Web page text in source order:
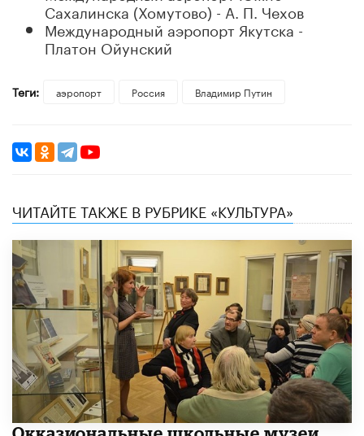
Сахалинска (Хомутово) - А. П. Чехов
Международный аэропорт Якутска -
Платон Ойунский
Теги: аэропорт Россия Владимир Путин
ЧИТАЙТЕ ТАКЖЕ В РУБРИКЕ «КУЛЬТУРА»